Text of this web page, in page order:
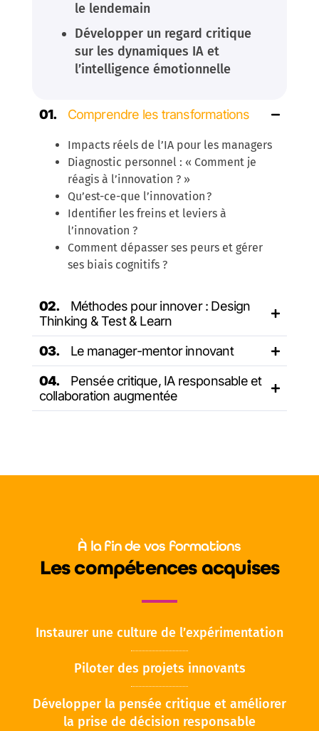
le lendemain
Développer un regard critique
sur les dynamiques IA et
l’intelligence émotionnelle
Comprendre les transformations
Impacts réels de l’IA pour les managers
Diagnostic personnel : « Comment je
réagis à l’innovation ? »
Qu’est-ce-que l’innovation ?
Identifier les freins et leviers à
l’innovation ?
Comment dépasser ses peurs et gérer
ses biais cognitifs ?
Méthodes pour innover : Design
Thinking & Test & Learn
Le manager-mentor innovant
Pensée critique, IA responsable et
collaboration augmentée
À la fin de vos formations
Les compétences acquises
Instaurer une culture de l’expérimentation
Piloter des projets innovants
Développer la pensée critique et améliorer
la prise de décision responsable